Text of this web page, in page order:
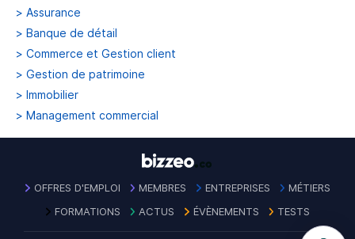
> Assurance
> Banque de détail
> Commerce et Gestion client
> Gestion de patrimoine
> Immobilier
> Management commercial
OFFRES D'EMPLOI MEMBRES ENTREPRISES
MÉTIERS
FORMATIONS
ACTUS ÉVÈNEMENTS TESTS